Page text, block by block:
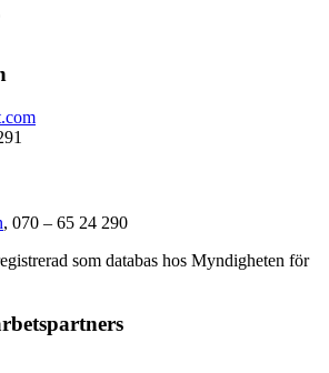
, 070 – 65 24 290
som databas hos Myndigheten för